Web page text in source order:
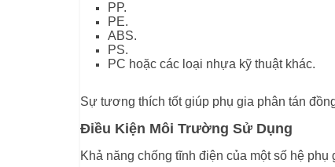
PP.
PE.
ABS.
PS.
PC hoặc các loại nhựa kỹ thuật khác.
Sự tương thích tốt giúp phụ gia phân tán
Điều Kiện Môi Trường Sử Dụng
Khả năng chống tĩnh điện của một số hệ